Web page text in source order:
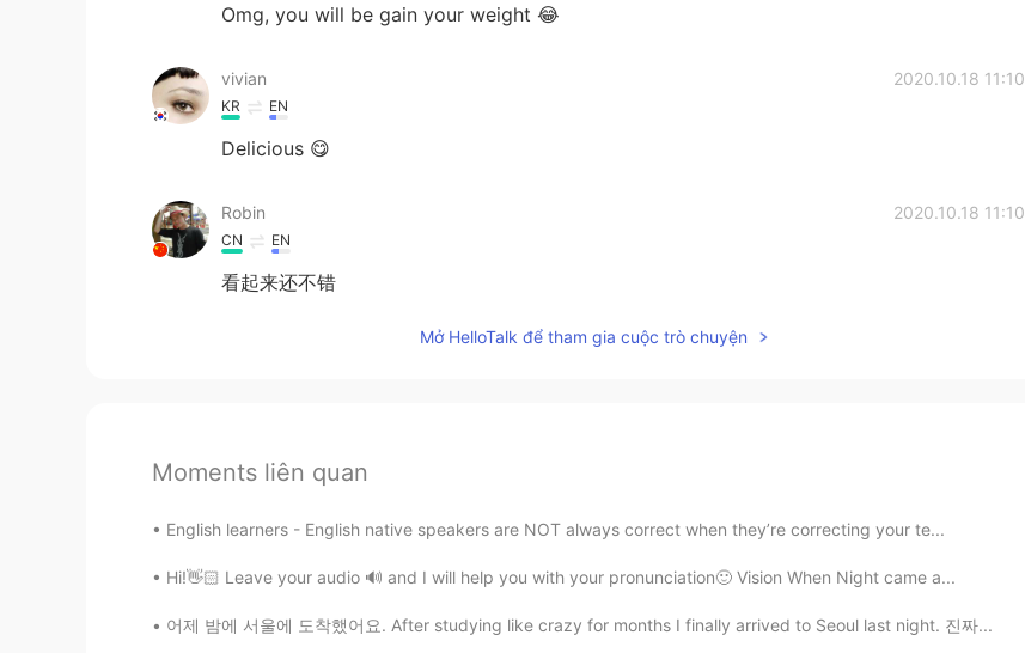
Omg, you will be gain your weight 😂
vivian 2020.10.18 11:10
KR EN
Delicious 😋
Robin 2020.10.18 11:10
CN EN
看起来还不错
Mở HelloTalk để tham gia cuộc trò chuyện
Moments liên quan
English learners - English native speakers are NOT always correct when they’re correcting your te...
Hi!👋🏻 Leave your audio 🔊 and I will help you with your pronunciation🙂 Vision When Night came a...
어제 밤에 서울에 도착했어요. After studying like crazy for months I finally arrived to Seoul last night. 진짜...